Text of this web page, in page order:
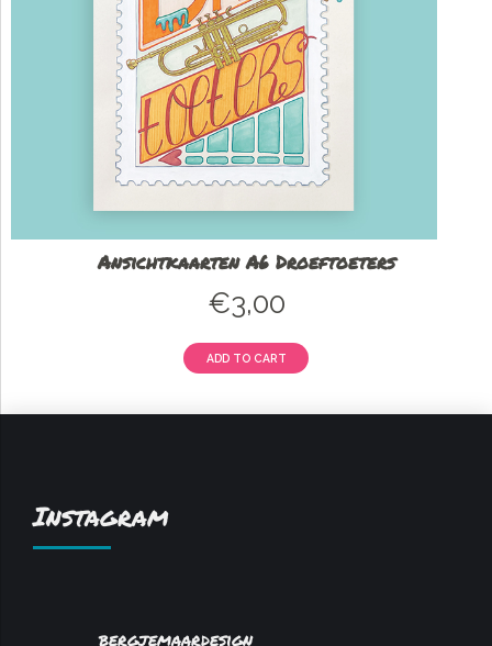
Ansichtkaarten A6 Droeftoeters
€3,00
ADD TO CART
Instagram
bergjemaardesign